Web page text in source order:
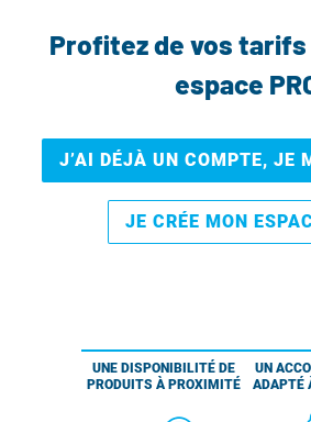
Profitez de vos
espace
J’AI DÉJÀ UN COMPTE, JE
JE CRÉE MON
UNE DISPONIBILITÉ DE
PRODUITS À PROXIMITÉ
UN
ADAPTÉ